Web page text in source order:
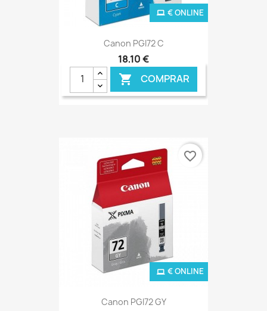
Canon PGI72 C
18,10 €
 COMPRAR
€ ONLINE
Canon PGI72 GY
€ ONLINE
favorite_border